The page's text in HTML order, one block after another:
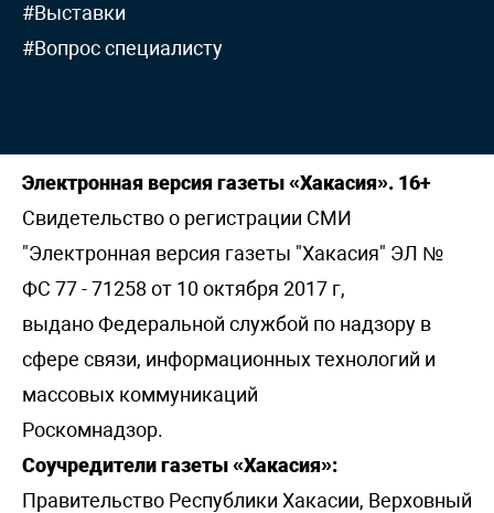
#Выставки
#Вопрос специалисту
Электронная версия газеты «Хакасия». 16+
Свидетельство о регистрации СМИ
"Электронная версия газеты "Хакасия" ЭЛ №
ФС 77 - 71258 от 10 октября 2017 г,
выдано Федеральной службой по надзору в
сфере связи, информационных технологий и
массовых коммуникаций
Роскомнадзор.
Соучредители газеты «Хакасия»:
Правительство Республики Хакасии, Верховный